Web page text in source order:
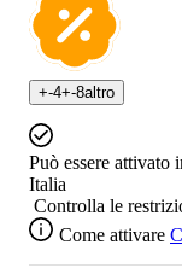
+-4+-8altro
Può essere attivato
Italia
Controlla le
Come attivare